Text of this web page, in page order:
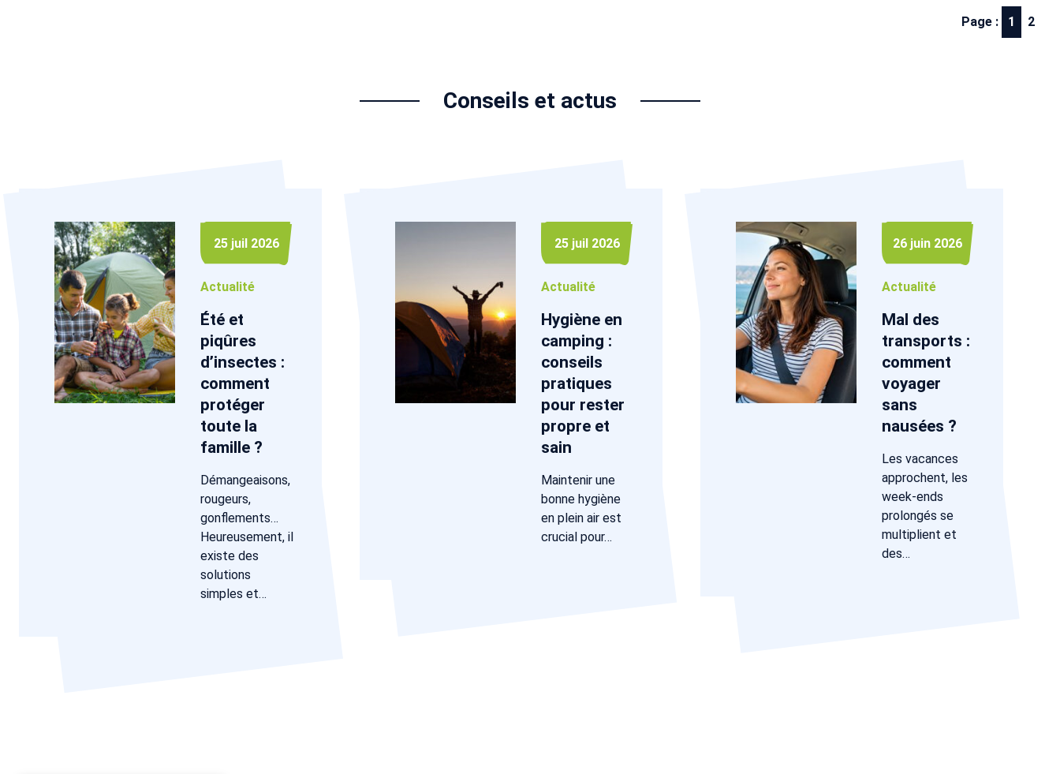
Page : 1 2
Conseils et actus
25 juil 2026
Actualité
Été et
piqûres
d’insectes :
comment
protéger
toute la
famille ?
Démangeaisons,
rougeurs,
gonflements…
Heureusement, il
existe des
solutions
simples et…
25 juil 2026
Actualité
Hygiène en
camping :
conseils
pratiques
pour rester
propre et
sain
Maintenir une
bonne hygiène
en plein air est
crucial pour…
26 juin 2026
Actualité
Mal des
transports :
comment
voyager
sans
nausées ?
Les vacances
approchent, les
week-ends
prolongés se
multiplient et
des…